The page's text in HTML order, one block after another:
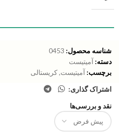
شناسه محصول: 0453
دسته: آمیتیست
برچسب: آمیتیست,کریستالی
اشتراک گذاری:
نقد و بررسی‌ها